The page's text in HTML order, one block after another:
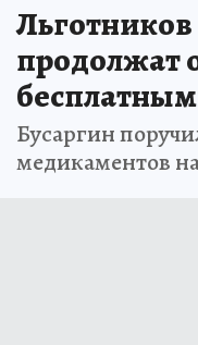
Льготников
продолжат
Бусаргин
медикаментов